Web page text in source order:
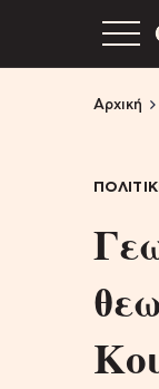
Αρχική